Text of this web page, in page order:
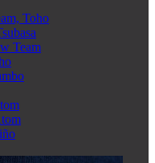
Toho
Team